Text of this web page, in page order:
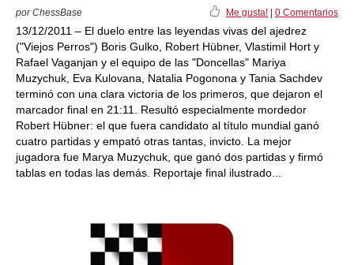
por ChessBase Me gusta! 0 Comentarios
13/12/2011 – El duelo entre las leyendas vivas del ajedrez
("Viejos Perros") Boris Gulko, Robert Hübner, Vlastimil Hort y
Rafael Vaganjan y el equipo de las "Doncellas" Mariya
Muzychuk, Eva Kulovana, Natalia Pogonona y Tania Sachdev
terminó con una clara victoria de los primeros, que dejaron el
marcador final en 21:11. Resultó especialmente mordedor
Robert Hübner: el que fuera candidato al título mundial ganó
cuatro partidas y empató otras tantas, invicto. La mejor
jugadora fue Marya Muzychuk, que ganó dos partidas y firmó
tablas en todas las demás. Reportaje final ilustrado...